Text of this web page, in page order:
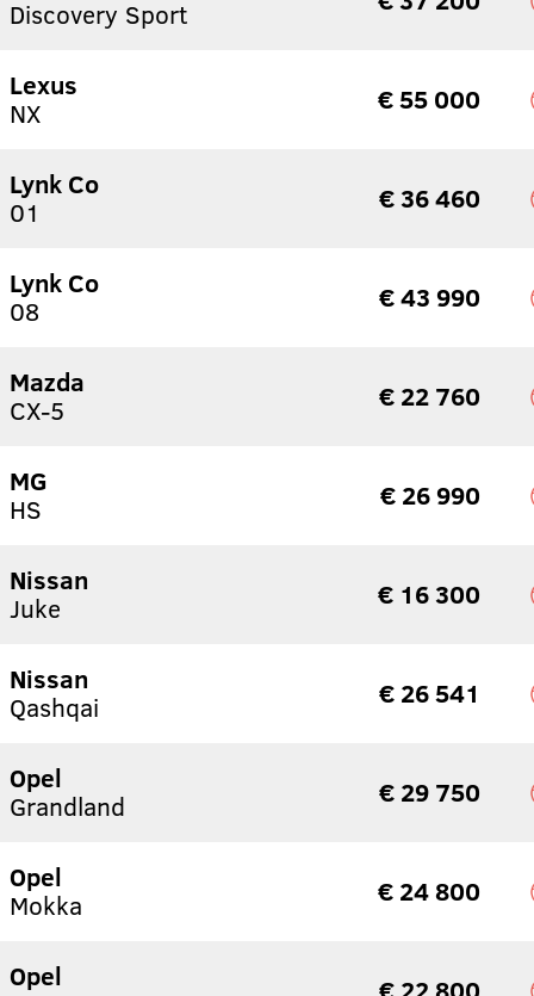
Discovery Sport
Lexus
NX
€ 55 000
Lynk Co
01
€ 36 460
Lynk Co
08
€ 43 990
Mazda
CX-5
€ 22 760
MG
HS
€ 26 990
Nissan
Juke
€ 16 300
Nissan
Qashqai
€ 26 541
Opel
Grandland
€ 29 750
Opel
Mokka
€ 24 800
Opel